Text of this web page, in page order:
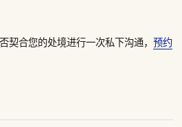
契合您的处境进行一次私下沟通， 预约